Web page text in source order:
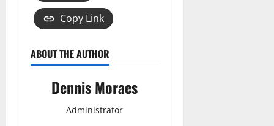
Copy Link
ABOUT THE AUTHOR
Dennis Moraes
Administrator